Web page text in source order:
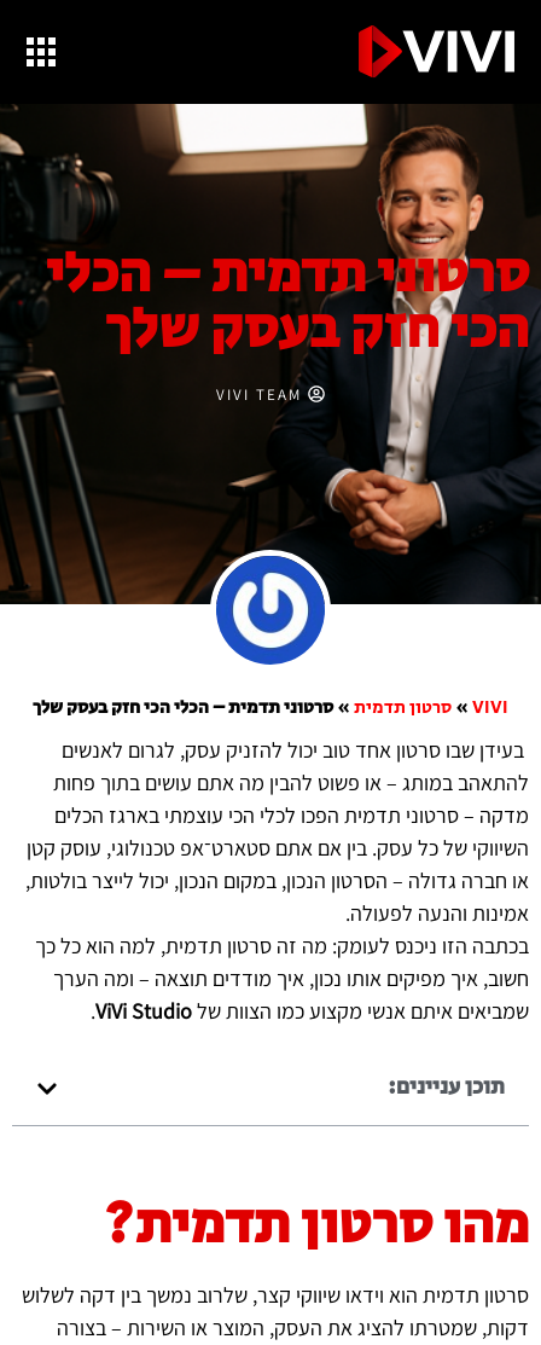
סרטוני תדמית – הכלי
הכי חזק בעסק שלך
VIVI TEAM
VIVI
»סרטון תדמית»סרטוני תדמית – הכלי הכי חזק בעסק שלך
בעידן שבו סרטון אחד טוב יכול להזניק עסק, לגרום לאנשים
להתאהב במותג – או פשוט להבין מה אתם עושים בתוך פחות
מדקה – סרטוני תדמית הפכו לכלי הכי עוצמתי בארגז הכלים
השיווקי של כל עסק. בין אם אתם סטארט־אפ טכנולוגי, עוסק קטן
או חברה גדולה – הסרטון הנכון, במקום הנכון, יכול לייצר בולטות,
אמינות והנעה לפעולה.
בכתבה הזו ניכנס לעומק: מה זה סרטון תדמית, למה הוא כל כך
חשוב, איך מפיקים אותו נכון, איך מודדים תוצאה – ומה הערך
שמביאים איתם אנשי מקצוע כמו הצוות שלViVi Studio
.
תוכן עניינים:
מהו סרטון תדמית?
סרטון תדמית הוא וידאו שיווקי קצר, שלרוב נמשך בין דקה לשלוש
דקות, שמטרתו להציג את העסק, המוצר או השירות – בצורה